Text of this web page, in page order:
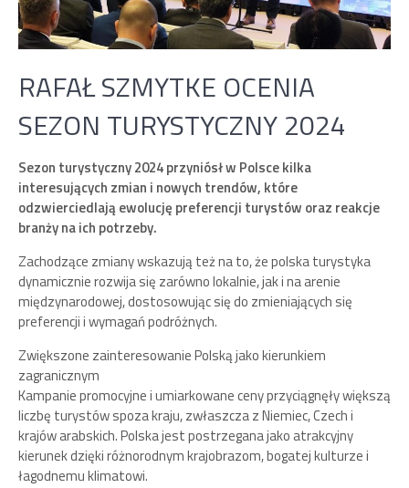
RAFAŁ SZMYTKE OCENIA
SEZON TURYSTYCZNY 2024
Sezon turystyczny 2024 przyniósł w Polsce kilka
interesujących zmian i nowych trendów, które
odzwierciedlają ewolucję preferencji turystów oraz reakcje
branży na ich potrzeby.
Zachodzące zmiany wskazują też na to, że polska turystyka
dynamicznie rozwija się zarówno lokalnie, jak i na arenie
międzynarodowej, dostosowując się do zmieniających się
preferencji i wymagań podróżnych.
Zwiększone zainteresowanie Polską jako kierunkiem
zagranicznym
Kampanie promocyjne i umiarkowane ceny przyciągnęły większą
liczbę turystów spoza kraju, zwłaszcza z Niemiec, Czech i
krajów arabskich. Polska jest postrzegana jako atrakcyjny
kierunek dzięki różnorodnym krajobrazom, bogatej kulturze i
łagodnemu klimatowi​​​​.